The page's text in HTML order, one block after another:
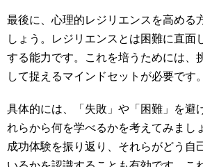
最後に、心理的レジリエンスを高める
しょう。レジリエンスとは困難に直面
する能力です。これを培うためには、
して捉えるマインドセットが必要です。
具体的には、「失敗」や「困難」を避
れらから何を学べるかを考えてみまし
成功体験を振り返り、それらがどう自